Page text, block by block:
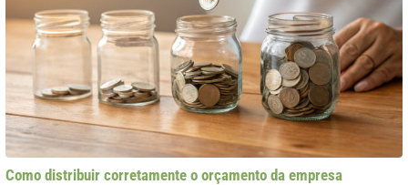
Como distribuir corretamente o orçamento da empresa